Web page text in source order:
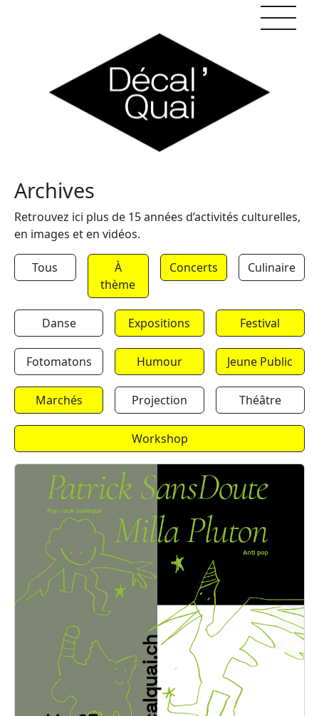
Archives
Retrouvez ici plus de 15 années d’activités culturelles,
en images et en vidéos.
Tous
À
thème
Concerts Culinaire
Danse Expositions Festival
Fotomatons Humour Jeune Public
Marchés Projection Théâtre
Workshop